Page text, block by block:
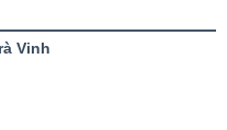
Vinh